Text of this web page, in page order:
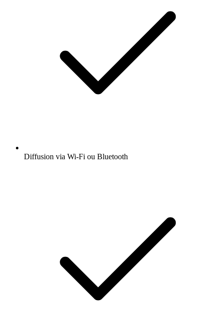
Diffusion via Wi-Fi ou Bluetooth